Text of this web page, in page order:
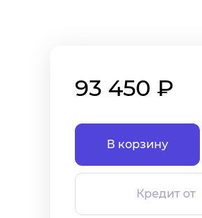
93 450 ₽
В корзину
Кредит от